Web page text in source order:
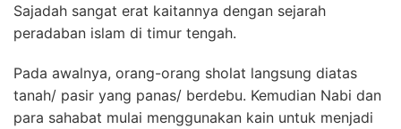
Sajadah sangat erat kaitannya dengan sejarah
peradaban islam di timur tengah.
Pada awalnya, orang-orang sholat langsung diatas
tanah/ pasir yang panas/ berdebu. Kemudian Nabi dan
para sahabat mulai menggunakan kain untuk menjadi